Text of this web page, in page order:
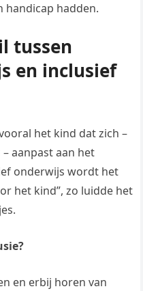
handicap hadden.
tussen
en inclusief
het kind dat zich –
aanpast aan het
onderwijs wordt het
het kind”, zo luidde het
en erbij horen van